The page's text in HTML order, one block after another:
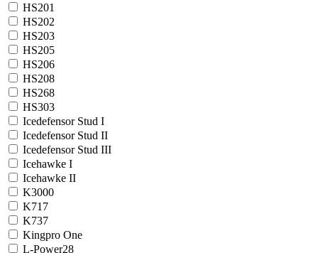
HS201
HS202
HS203
HS205
HS206
HS208
HS268
HS303
Icedefensor Stud I
Icedefensor Stud II
Icedefensor Stud III
Icehawke I
Icehawke II
K3000
K717
K737
Kingpro One
L-Power28